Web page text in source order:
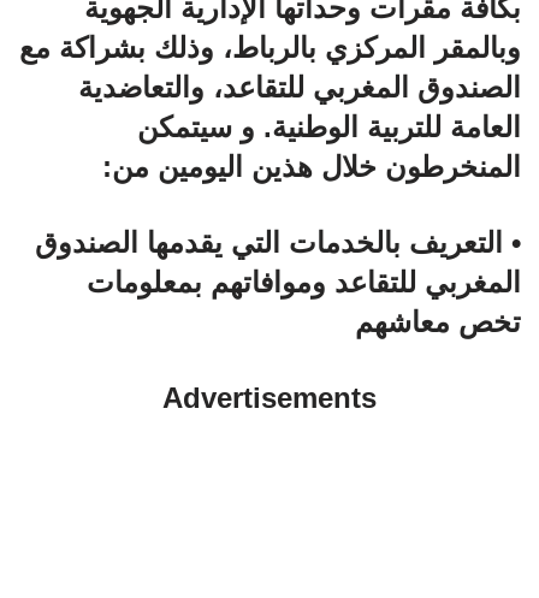
بكافة مقرات وحداتها الإدارية الجهوية
وبالمقر المركزي بالرباط، وذلك بشراكة مع
الصندوق المغربي للتقاعد، والتعاضدية
العامة للتربية الوطنية. و سيتمكن
المنخرطون خلال هذين اليومين من:
• التعريف بالخدمات التي يقدمها الصندوق
المغربي للتقاعد وموافاتهم بمعلومات
تخص معاشهم
Advertisements